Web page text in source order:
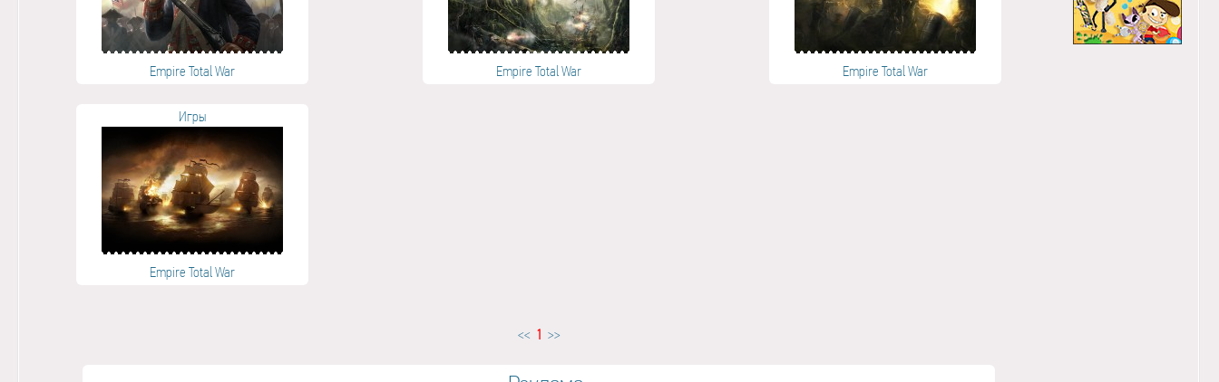
Empire Total War Empire Total War Empire Total War
Игры
Empire Total War
<< 1 >>